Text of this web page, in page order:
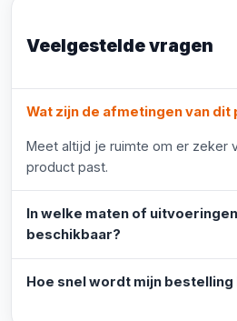
Veelgestelde vragen
Wat zijn de afmetingen van dit
Meet altijd je ruimte om er zeker
product past.
In welke maten of
beschikbaar?
Hoe snel wordt mijn